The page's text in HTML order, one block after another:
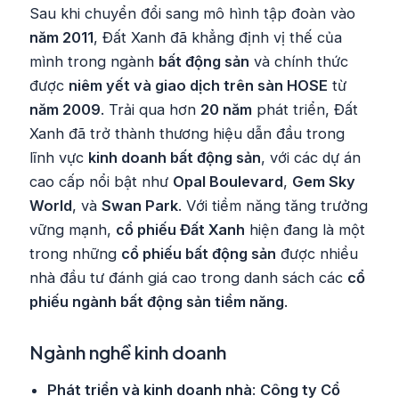
Sau khi chuyển đổi sang mô hình tập đoàn vào
năm 2011, Đất Xanh đã khẳng định vị thế của
mình trong ngành bất động sản và chính thức
được niêm yết và giao dịch trên sàn HOSE từ
năm 2009. Trải qua hơn 20 năm phát triển, Đất
Xanh đã trở thành thương hiệu dẫn đầu trong
lĩnh vực kinh doanh bất động sản, với các dự án
cao cấp nổi bật như Opal Boulevard, Gem Sky
World, vàSwan Park. Với tiềm năng tăng trưởng
vững mạnh, cổ phiếu Đất Xanh hiện đang là một
trong những cổ phiếu bất động sản được nhiều
nhà đầu tư đánh giá cao trong danh sách các cổ
phiếu ngành bất động sản tiềm năng.
Ngành nghề kinh doanh
Phát triển và kinh doanh nhà: Công ty Cổ